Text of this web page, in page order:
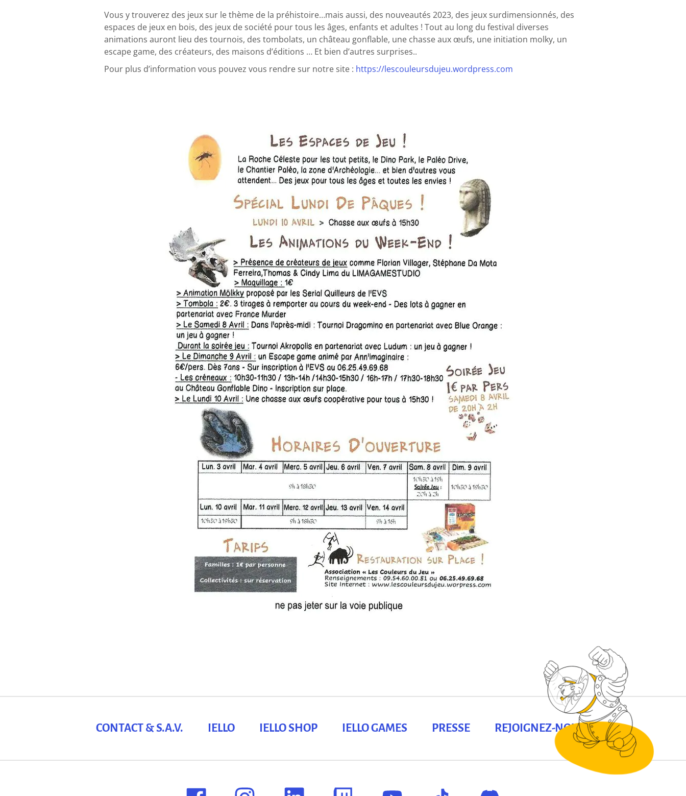
Vous y trouverez des jeux sur le thème de la préhistoire…mais aussi, des nouveautés 2023, des jeux surdimensionnés, des
espaces de jeux en bois, des jeux de société pour tous les âges, enfants et adultes ! Tout au long du festival diverses
animations auront lieu des tournois, des tombolats, un château gonflable, une chasse aux œufs, une initiation molky, un
escape game, des créateurs, des maisons d’éditions … Et bien d’autres surprises..
Pour plus d’information vous pouvez vous rendre sur notre site : https://lescouleursdujeu.wordpress.com
CONTACT & S.A.V. IELLO IELLO SHOP IELLO GAMES PRESSE REJOIGNEZ-NOUS !